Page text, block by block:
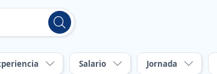
Salario Jornada